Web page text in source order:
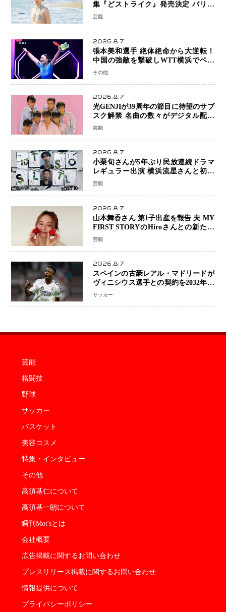
集『どストライク』発売決定 バリで
魅せる25歳の新境地
芸能
2026.8.7
張本美和選手 絶体絶命から大逆転！
中国の強敵を撃破しWTT横浜でベス
ト8進出
その他
2026.8.7
光GENJIが39周年の節目に待望のサブ
スク解禁 名曲の数々がデジタル配信
へ 40周年へ向け1年間で全作品を順次
芸能
2026.8.7
小栗旬さんが5年ぶり民放連続ドラマ
レギュラー出演 横浜流星さんと初共
演『LOST10』で異色バディ結成
芸能
2026.8.7
山本舞香さん 第1子出産を報告 夫 MY
FIRST STORYのHiroさんとの新たな
家族生活「母子ともに健康」
芸能
2026.8.7
スペインの古豪レアル・マドリードが
ヴィニシウス選手との契約を2032年ま
で延長 長期交渉が決着 年俸は約43億
サッカー
芸能
格闘技
野球
サッカー
バスケット
美容コスメ
特集・インタビュー
その他
高須基仁について
高須基一朗について
瞬刊Mot'sとは
会社概要
広告掲載に関するお問い合わせ
プレスリリース掲載に関するお問い合わせ
情報提供について
プライバシーポリシー